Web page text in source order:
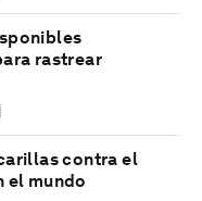
rastrear
contra el
el mundo